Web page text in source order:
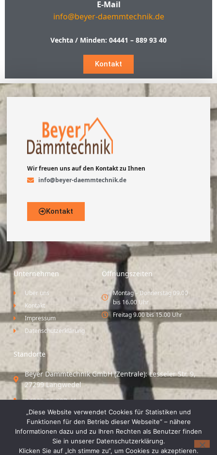
E-Mail
info@beyer-daemmtechnik.de
Vechta / Minden: 04441 – 889 93 40
Kontakt
Wir freuen uns auf den Kontakt zu Ihnen
info@beyer-daemmtechnik.de
Kontakt
Unternehmen
Über uns
Kontakt
Impressum
Datenschutzerklärung
Öffnungszeiten
Montag – Donnerstag 09.00
bis 16.00 Uhr
Freitag 9.00 bis 15.00 Uhr
Standorte
Beyer Dämmtechnik GmbH (Zentrale): Lesseler Str. 9,
27299 Langwedel
04235 55 297 41
Standort Vechta / Minden: Osloer Straße 21 49377
Vechta
04441 8 89 93 40
„Diese Website verwendet Cookies für Statistiken und
Funktionen für den Betrieb dieser Webseite“ – nähere
Informationen dazu und zu Ihren Rechten als Benutzer finden
Sie in unserer Datenschutzerklärung.
Klicken Sie auf „Ich stimme zu“, um Cookies zu akzeptieren.